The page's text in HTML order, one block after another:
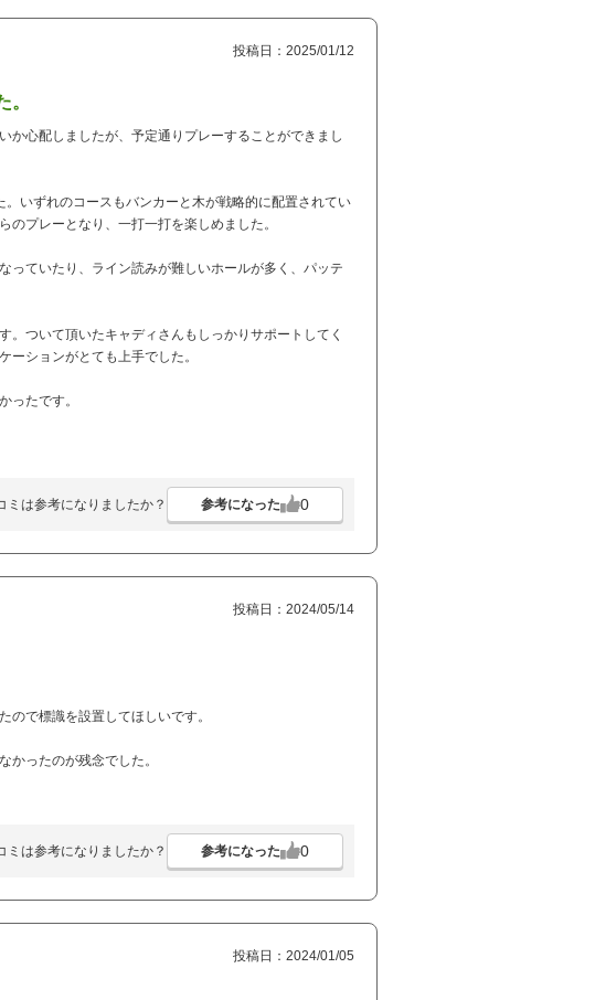
投稿日：2025/01/12
。
か心配しましたが、予定通りプレーすることができまし
いずれのコースもバンカーと木が戦略的に配置されてい
プレーとなり、一打一打を楽しめました。
っていたり、ライン読みが難しいホールが多く、パッテ
。ついて頂いたキャディさんもしっかりサポートしてく
ーションがとても上手でした。
ったです。
ミは参考になりましたか？ 参考になった 0
投稿日：2024/05/14
ので標識を設置してほしいです。
かったのが残念でした。
ミは参考になりましたか？ 参考になった 0
投稿日：2024/01/05